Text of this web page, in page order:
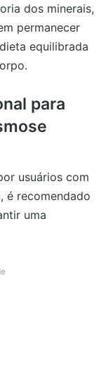
dos minerais,
permanecer
equilibrada
para
usuários com
é recomendado
uma